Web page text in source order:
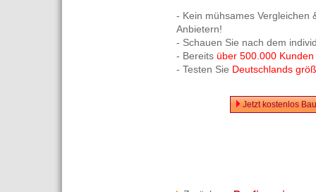
- Kein mühsames Vergleichen
Anbietern!
- Schauen Sie nach dem
- Bereits über 500.000 Kunden
- Testen Sie Deutschlands
Jetzt kostenlos